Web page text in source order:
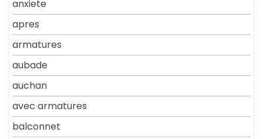
anxiete
apres
armatures
aubade
auchan
avec armatures
balconnet